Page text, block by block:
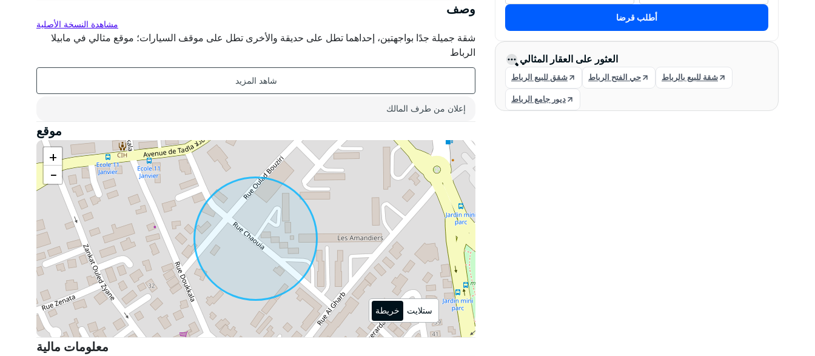
وصف
مشاهدة النسخة الأصلية
شقة جميلة جدًا بواجهتين، إحداهما تطل على حديقة والأخرى تطل على موقف السيارات؛ موقع مثالي في مابيلا
الرباط
إعلان من طرف المالك
موقع
+
−
خريطة ستلايت
معلومات مالية
أطلب قرضا
العثور على العقار المثالي
شقق للبيع الرباط حي الفتح الرباط
شقة للبيع بالرباط
ديور جامع الرباط